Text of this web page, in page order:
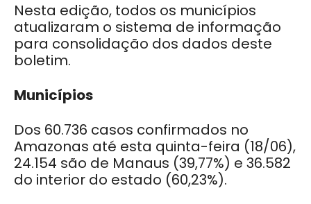
Nesta edição, todos os municípios
atualizaram o sistema de informação
para consolidação dos dados deste
boletim.
Municípios
Dos 60.736 casos confirmados no
Amazonas até esta quinta-feira (18/06),
24.154 são de Manaus (39,77%) e 36.582
do interior do estado (60,23%).